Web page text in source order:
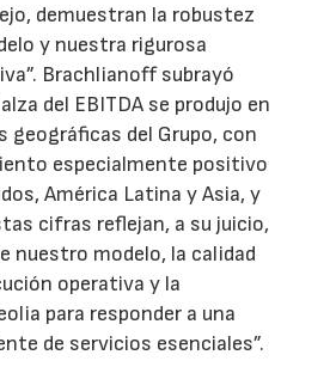
demuestran la robustez
y nuestra rigurosa
Brachlianoff subrayó
del EBITDA se produjo en
geográficas del Grupo, con
especialmente positivo
América Latina y Asia, y
cifras reflejan, a su juicio,
nuestro modelo, la calidad
operativa y la
para responder a una
de servicios esenciales”.